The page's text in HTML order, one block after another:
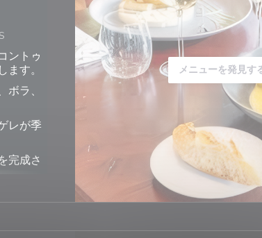
ントゥ
す。
ラ、
レが季
完成さ
の種類
メニューを発見す